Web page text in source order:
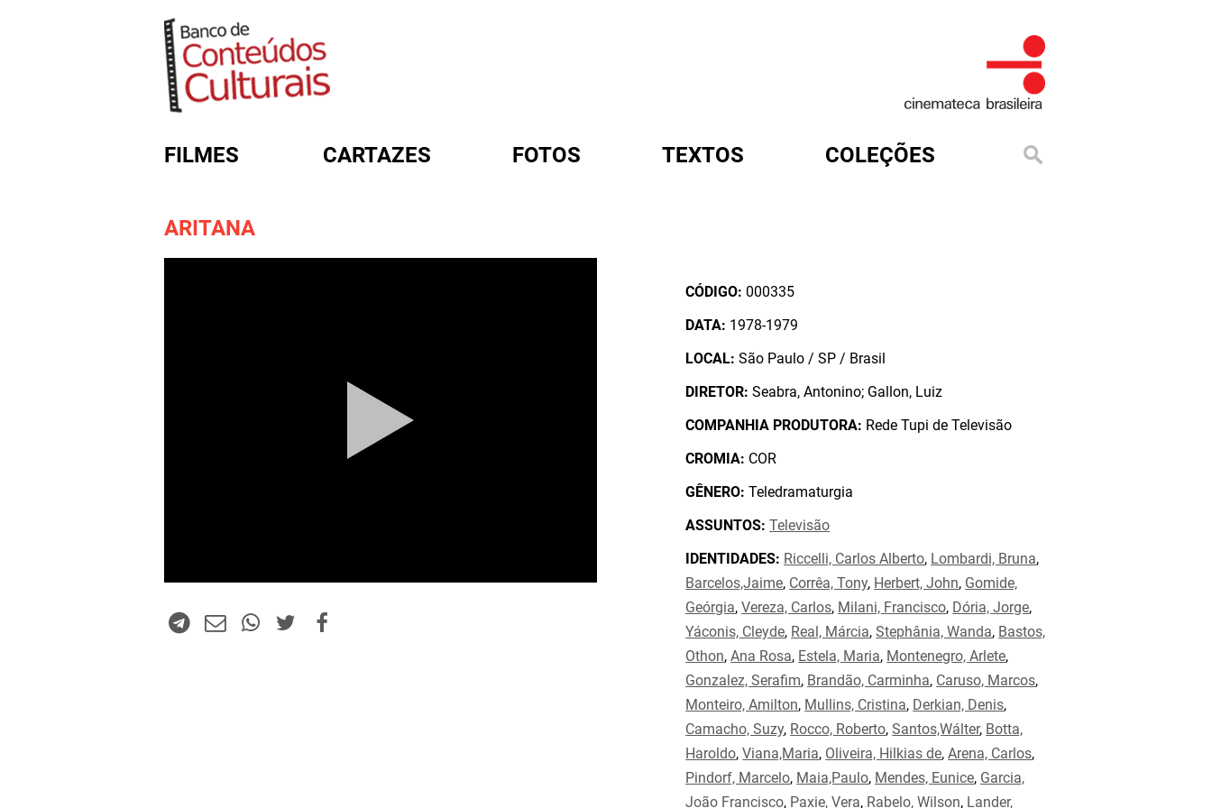
FILMES CARTAZES FOTOS TEXTOS COLEÇÕES
ARITANA
CÓDIGO: 000335
DATA: 1978-1979
LOCAL: São Paulo / SP / Brasil
DIRETOR: Seabra, Antonino; Gallon, Luiz
COMPANHIA PRODUTORA: Rede Tupi de Televisão
CROMIA: COR
GÊNERO: Teledramaturgia
ASSUNTOS: Televisão
IDENTIDADES: Riccelli, Carlos Alberto, Lombardi, Bruna,
Barcelos,Jaime, Corrêa, Tony, Herbert, John, Gomide,
Geórgia,Vereza, Carlos, Milani, Francisco, Dória, Jorge,
Yáconis, Cleyde, Real, Márcia,Stephânia, Wanda, Bastos,
Othon,Ana Rosa, Estela, Maria, Montenegro, Arlete,
Gonzalez, Serafim, Brandão, Carminha, Caruso, Marcos,
Monteiro, Amilton, Mullins, Cristina, Derkian, Denis,
Camacho, Suzy, Rocco, Roberto,Santos,Wálter, Botta,
Haroldo,Viana,Maria, Oliveira, Hilkias de,Arena, Carlos,
Pindorf, Marcelo, Maia,Paulo, Mendes, Eunice, Garcia,
João Francisco, Paxie, Vera, Rabelo, Wilson, Lander,